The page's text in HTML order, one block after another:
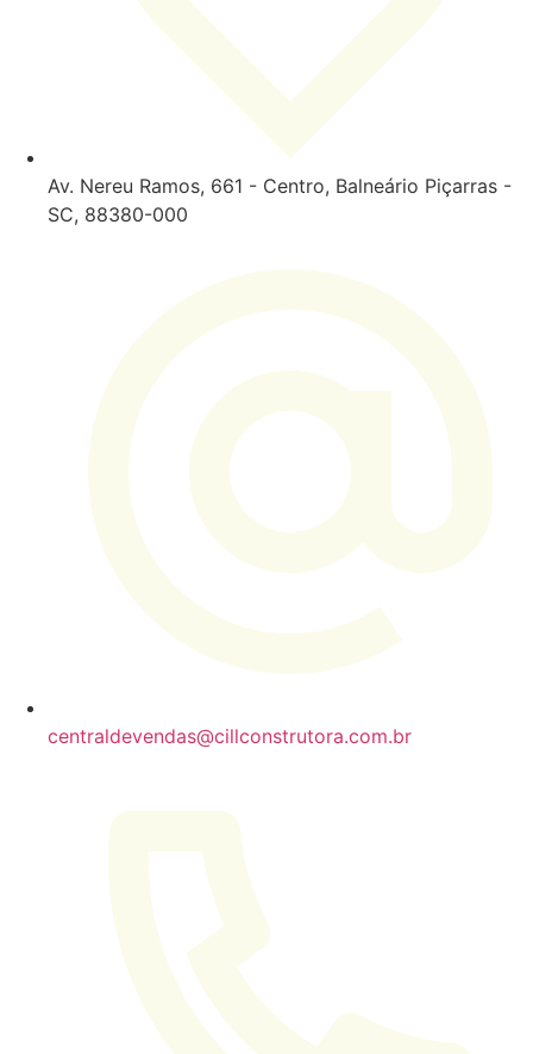
Av. Nereu Ramos, 661 - Centro, Balneário Piçarras -
SC, 88380-000
centraldevendas@cillconstrutora.com.br